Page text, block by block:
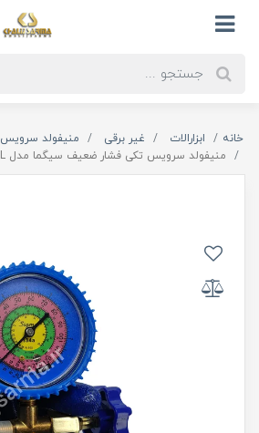
خانه ابزارالات غیر برقی
منیفولد سرویس
منیفولد سرویس تکی فشار ضعیف سیگما مدل CT-466GL